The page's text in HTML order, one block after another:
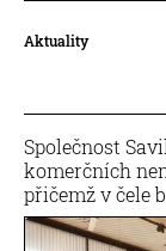
Aktuality
Společnost
komerčních
přičemž v čele